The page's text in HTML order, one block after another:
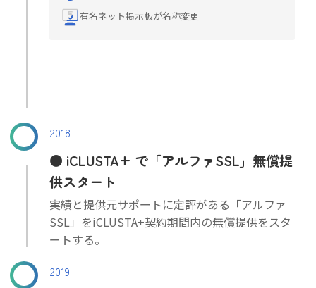
有名ネット掲示板が名称変更
2018
iCLUSTA+ で「アルファSSL」無償提
供スタート
実績と提供元サポートに定評がある「アルファ
SSL」をiCLUSTA+契約期間内の無償提供をスタ
ートする。
2019